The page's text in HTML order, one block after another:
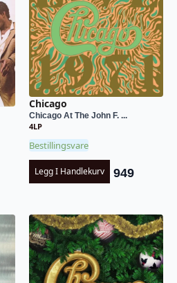
Chicago
Chicago At The John F. ...
4LP
Bestillingsvare
Legg I Handlekurv 949